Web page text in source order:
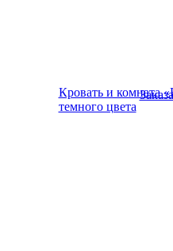
Кровать и комната
темного цвета